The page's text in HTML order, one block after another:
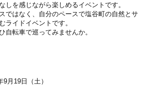
しを感じながら楽しめるイベントです。
ではなく、自分のペースで塩谷町の自然とサ
ライドイベントです。
自転車で巡ってみませんか。
月19日（土）